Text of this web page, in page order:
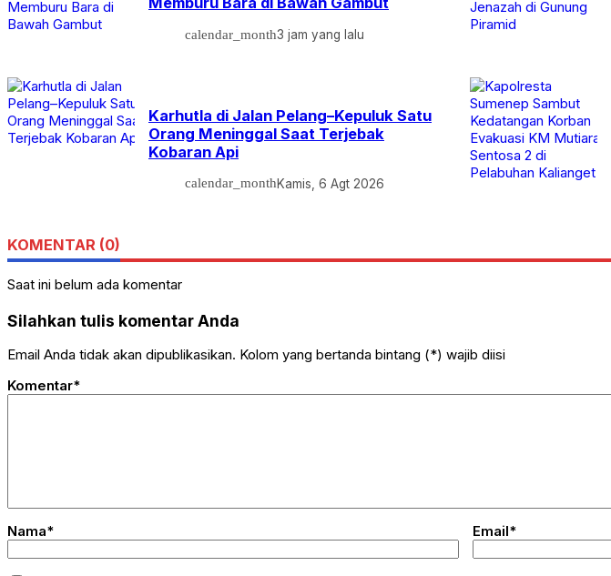
calendar_month3 jam yang lalu
Karhutla di Jalan Pelang–Kepuluk Satu
Orang Meninggal Saat Terjebak
Kobaran Api
calendar_monthKamis, 6 Agt 2026
KOMENTAR (0)
Saat ini belum ada komentar
Silahkan tulis komentar Anda
Email Anda tidak akan dipublikasikan. Kolom yang bertanda bintang (*) wajib diisi
Komentar*
Nama* Email*